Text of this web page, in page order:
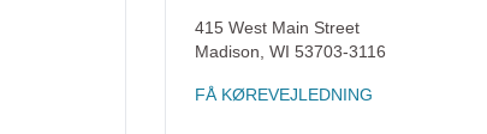
415 West Main Street
Madison WI 53703-3116
FÅ KØREVEJLEDNING